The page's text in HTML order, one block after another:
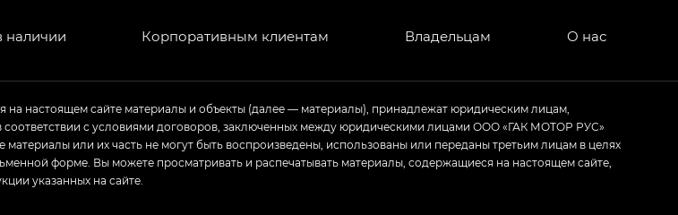
— GB 2WD, Джи Би Полный привод — GB AWD, Джи Эль Полный привод —
с элементы экстерьера в спортивном стиле — GL (S-Style)
наличии Корпоративным клиентам Владельцам О нас
настоящем сайте материалы и объекты (далее — материалы), принадлежат юридическим лицам,
с условиями договоров, заключенных между юридическими лицами ООО «ГАК МОТОР РУС»
или их часть не могут быть воспроизведены, использованы или переданы третьим лицам в целях
форме. Вы можете просматривать и распечатывать материалы, содержащиеся на настоящем сайте,
указанных на сайте.